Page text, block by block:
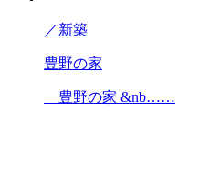
／新築
豊野の家
豊野の家 &nb……